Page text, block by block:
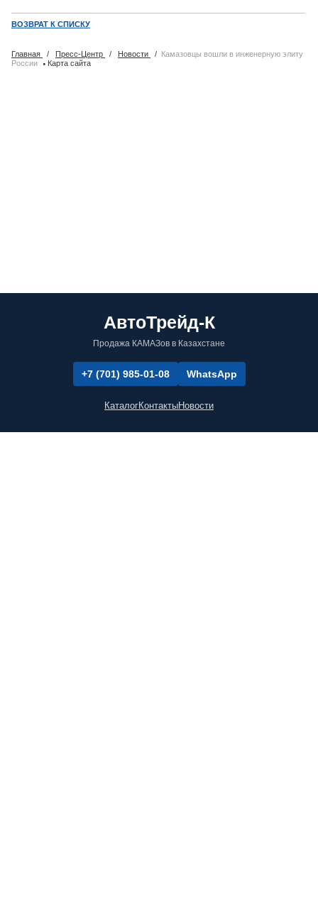
ВОЗВРАТ К СПИСКУ
Главная / Пресс-Центр / Новости / Камазовцы вошли в инженерную элиту
России ·Карта сайта
АвтоТрейд-К
Продажа КАМАЗов в Казахстане
+7 (701) 985-01-08 WhatsApp
КаталогКонтактыНовости